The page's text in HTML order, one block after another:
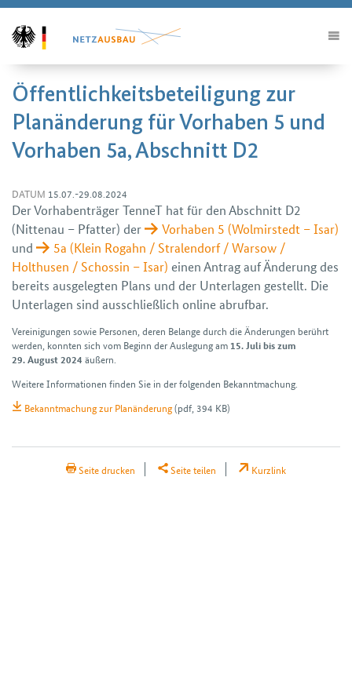
Öffentlichkeitsbeteiligung zur
Planänderung für Vorhaben 5 und
Vorhaben 5a, Abschnitt D2
DATUM 15.07.-29.08.2024
Der Vorhaben­träger TenneT hat für den Abschnitt D2
(Nittenau – Pfatter) der
Vorhaben 5 (Wolmirstedt – Isar)
und
5a (Klein Rogahn / Stralendorf / Warsow /
Holthusen / Schossin – Isar) einen Antrag auf Änderung des
bereits ausgelegten Plans und der Unter­lagen gestellt. Die
Unter­lagen sind aus­schließ­lich online abrufbar.
Vereinigungen sowie Personen, deren Belange durch die Änderungen berührt
werden, konnten sich vom Beginn der Aus­legung am 15. Juli bis zum
29. August 2024 äußern.
Weitere Informationen finden Sie in der folgenden Bekannt­machung.
Bekanntmachung zur Planänderung(pdf, 394 KB)
Seite drucken Seite teilen Kurzlink